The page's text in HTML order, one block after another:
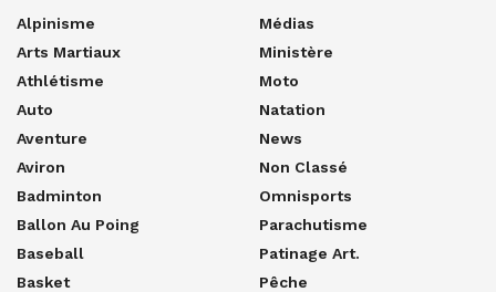
Alpinisme
Arts Martiaux
Athlétisme
Auto
Aventure
Aviron
Badminton
Ballon Au Poing
Baseball
Basket
Médias
Ministère
Moto
Natation
News
Non Classé
Omnisports
Parachutisme
Patinage Art.
Pêche